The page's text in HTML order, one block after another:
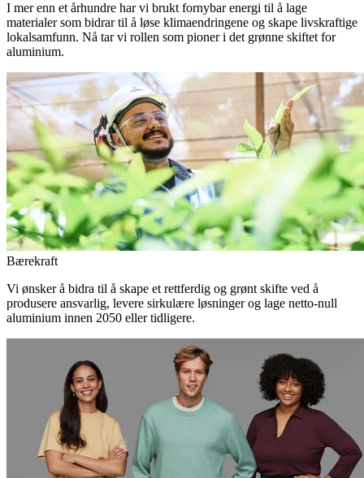
I mer enn et århundre har vi brukt fornybar energi til å lage
materialer som bidrar til å løse klimaendringene og skape livskraftige
lokalsamfunn. Nå tar vi rollen som pioner i det grønne skiftet for
aluminium.
Bærekraft
Vi ønsker å bidra til å skape et rettferdig og grønt skifte ved å
produsere ansvarlig, levere sirkulære løsninger og lage netto-null
aluminium innen 2050 eller tidligere.